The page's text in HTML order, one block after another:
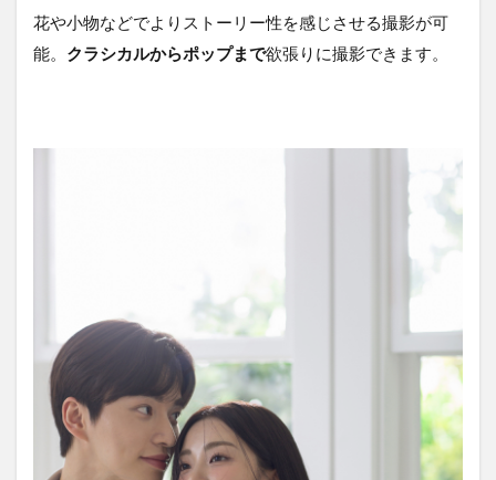
花や小物などでよりストーリー性を感じさせる撮影が可
能。 クラシカルからポップまで欲張りに撮影できます。